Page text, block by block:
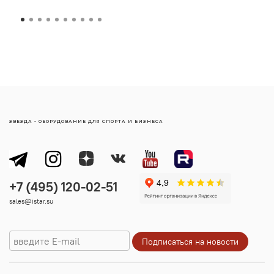
sales@istar.su
ЗВЕЗДА - ОБОРУДОВАНИЕ ДЛЯ СПОРТА И БИЗНЕСА